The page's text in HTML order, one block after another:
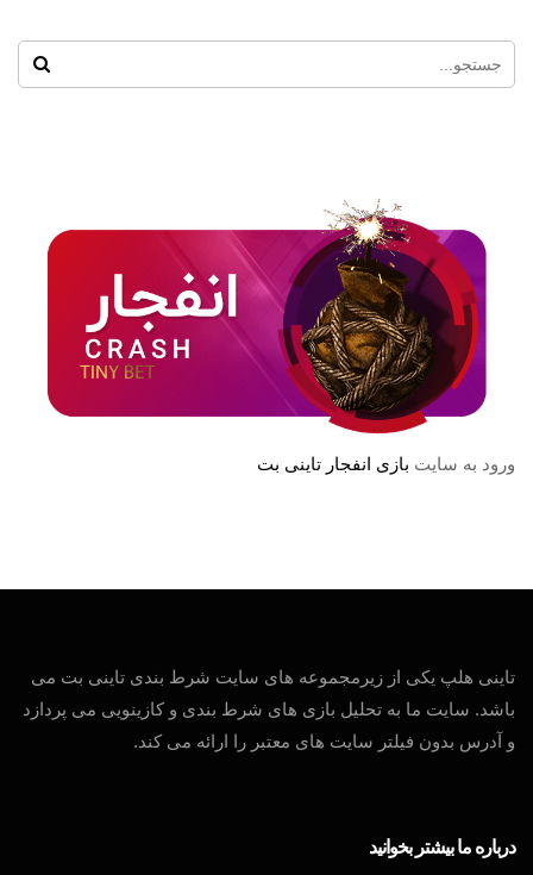
ورود به سایت بازی انفجار تاینی بت
تاینی هلپ یکی از زیرمجموعه های سایت شرط بندی تاینی بت می
باشد. سایت ما به تحلیل بازی های شرط بندی و کازینویی می پردازد
و آدرس بدون فیلتر سایت های معتبر را ارائه می کند.
درباره ما بیشتر بخوانید